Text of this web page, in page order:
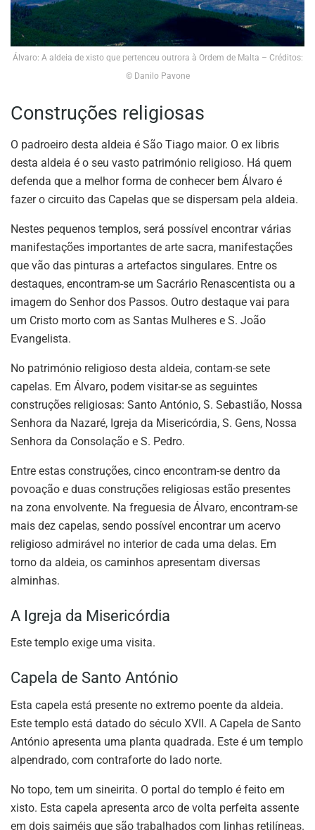
Álvaro: A aldeia de xisto que pertenceu outrora à Ordem de Malta – Créditos:
© Danilo Pavone
Construções religiosas
O padroeiro desta aldeia é São Tiago maior. O ex libris
desta aldeia é o seu vasto património religioso. Há quem
defenda que a melhor forma de conhecer bem Álvaro é
fazer o circuito das Capelas que se dispersam pela aldeia.
Nestes pequenos templos, será possível encontrar várias
manifestações importantes de arte sacra, manifestações
que vão das pinturas a artefactos singulares. Entre os
destaques, encontram-se um Sacrário Renascentista ou a
imagem do Senhor dos Passos. Outro destaque vai para
um Cristo morto com as Santas Mulheres e S. João
Evangelista.
No património religioso desta aldeia, contam-se sete
capelas. Em Álvaro, podem visitar-se as seguintes
construções religiosas: Santo António, S. Sebastião, Nossa
Senhora da Nazaré, Igreja da Misericórdia, S. Gens, Nossa
Senhora da Consolação e S. Pedro.
Entre estas construções, cinco encontram-se dentro da
povoação e duas construções religiosas estão presentes
na zona envolvente. Na freguesia de Álvaro, encontram-se
mais dez capelas, sendo possível encontrar um acervo
religioso admirável no interior de cada uma delas. Em
torno da aldeia, os caminhos apresentam diversas
alminhas.
A Igreja da Misericórdia
Este templo exige uma visita.
Capela de Santo António
Esta capela está presente no extremo poente da aldeia.
Este templo está datado do século XVII. A Capela de Santo
António apresenta uma planta quadrada. Este é um templo
alpendrado, com contraforte do lado norte.
No topo, tem um sineirita. O portal do templo é feito em
xisto. Esta capela apresenta arco de volta perfeita assente
em dois saiméis que são trabalhados com linhas retilíneas.